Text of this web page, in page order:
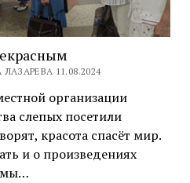
11.08.2024
организации
слепых посетили
красота спасёт мир.
и о произведениях
мы…